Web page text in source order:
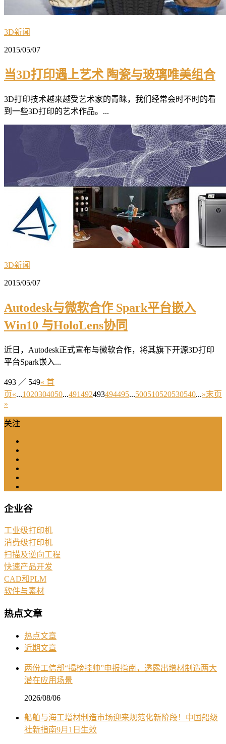
3D新闻
2015/05/07
当3D打印遇上艺术 陶瓷与玻璃唯美组合
3D打印技术越来越受艺术家的青睐，我们经常会时不时的看
到一些3D打印的艺术作品。...
3D新闻
2015/05/07
Autodesk与微软合作 Spark平台嵌入
Win10 与HoloLens协同
近日，Autodesk正式宣布与微软合作，将其旗下开源3D打印
平台Spark嵌入...
493 ／ 549« 首
页«...1020304050...491492493494495...500510520530540...»末页
»
关注
企业谷
工业级打印机
消费级打印机
扫描及逆向工程
快速产品开发
CAD和PLM
软件与素材
热点文章
热点文章
近期文章
两份工信部“揭榜挂帅”申报指南，透露出增材制造两大
潜在应用场景
2026/08/06
船舶与海工增材制造市场迎来规范化新阶段！中国船级
社新指南9月1日生效